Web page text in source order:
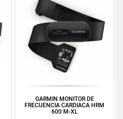
GARMIN MONITOR DE
FRECUENCIA CARDIACA HRM
600 M-XL